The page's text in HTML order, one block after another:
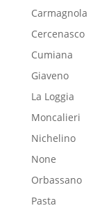
Carmagnola
Cercenasco
Cumiana
Giaveno
La Loggia
Moncalieri
Nichelino
None
Orbassano
Pasta